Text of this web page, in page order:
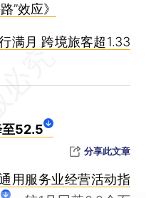
”效应》
满月 跨境旅客超1.33
至52.5
分享此文章
用服务业经营活动指